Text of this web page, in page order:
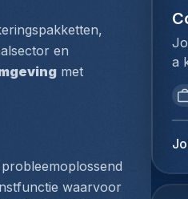
en
met
waarvoor
a